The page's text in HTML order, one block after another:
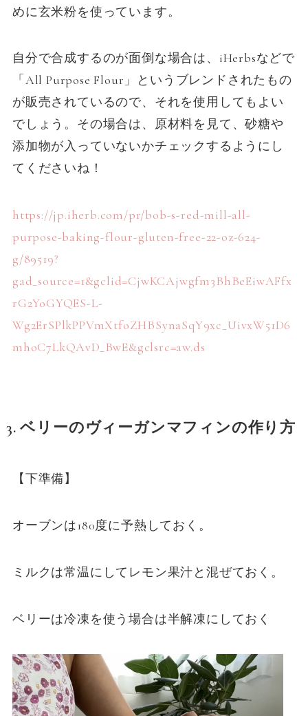
めに玄米粉を使っています。
自分で合成するのが面倒な場合は、iHerbsなどで
「All Purpose Flour」というブレンドされたもの
が販売されているので、それを使用してもよい
でしょう。その場合は、原材料を見て、砂糖や
添加物が入っていないかチェックするようにし
てくださいね！
https://jp.iherb.com/pr/bob-s-red-mill-all-
purpose-baking-flour-gluten-free-22-oz-624-
g/89519?
gad_source=1&gclid=CjwKCAjwgfm3BhBeEiwAFfx
rG2YoGYQES-L-
Wg2ErSPlkPPVmXtfoZHBSynaSqY9xc_UivxW51D6
mhoC7LkQAvD_BwE&gclsrc=aw.ds
3.ベリーのヴィーガンマフィンの作り方
【下準備】
オーブンは180度に予熱しておく。
ミルクは常温にしてレモン果汁と混ぜておく。
ベリーは冷凍を使う場合は半解凍にしておく